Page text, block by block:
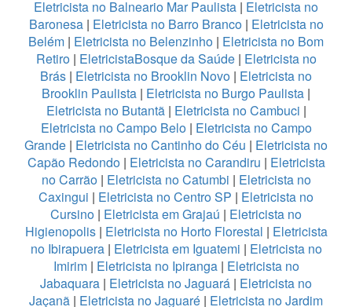
Eletricista no Balneario Mar Paulista | Eletricista no
Baronesa| Eletricista no Barro Branco| Eletricista no
Belém | Eletricista no Belenzinho | Eletricista no Bom
Retiro| EletricistaBosque da Saúde| Eletricista no
Brás | Eletricista no Brooklin Novo | Eletricista no
Brooklin Paulista | Eletricista no Burgo Paulista |
Eletricista no Butantã| Eletricista no Cambuci |
Eletricista no Campo Belo| Eletricista no Campo
Grande | Eletricista no Cantinho do Céu | Eletricista no
Capão Redondo| Eletricista no Carandiru | Eletricista
no Carrão| Eletricista no Catumbi | Eletricista no
Caxingui | Eletricista no Centro SP | Eletricista no
Cursino | Eletricista em Grajaú | Eletricista no
Higienopolis| Eletricista no Horto Florestal | Eletricista
no Ibirapuera| Eletricista em Iguatemi | Eletricista no
Imirim| Eletricista no Ipiranga| Eletricista no
Jabaquara | Eletricista no Jaguará | Eletricista no
Jaçanã | Eletricista no Jaguaré | Eletricista no Jardim